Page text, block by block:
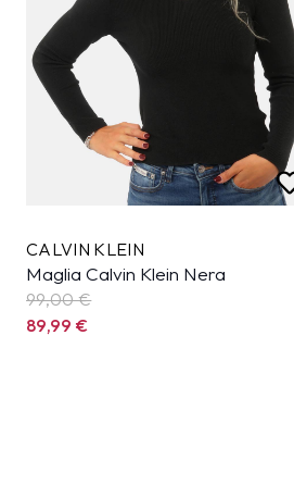
CALVIN KLEIN
Maglia Calvin Klein Nera
99,00 €
89,99€